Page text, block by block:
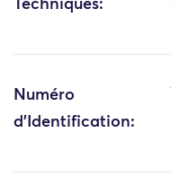
Techniques:
Numéro
d'Identification: